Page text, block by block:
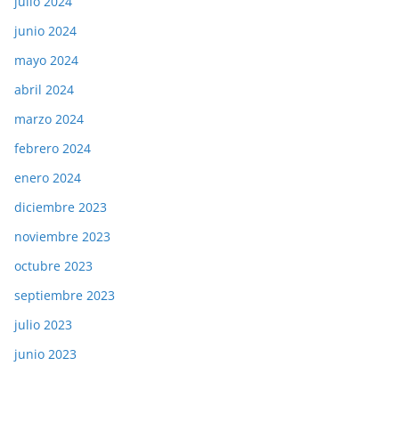
junio 2024
mayo 2024
abril 2024
marzo 2024
febrero 2024
enero 2024
diciembre 2023
noviembre 2023
octubre 2023
septiembre 2023
julio 2023
junio 2023